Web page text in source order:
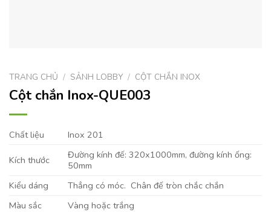
TRANG CHỦ / SẢNH LOBBY / CỘT CHẮN INOX
Cột chắn Inox-QUE003
Chất liệu Inox 201
Kích thước
Đường kính đế: 320x1000mm, đường kính ống:
50mm
Kiểu dáng
Thẳng có móc. Chân đế tròn chắc chắn
Màu sắc
Vàng hoặc trắng